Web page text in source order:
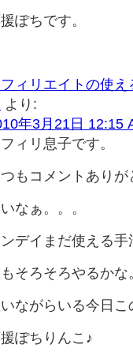
ぽちです。
ィリエイトの使
より:
年3月21日 12:15
ィリ息子です。
もコメントあり
なぁ。。。
デイまだ使える
そろそろやるかな
ながらいる今日こ
ぽちりんこ♪